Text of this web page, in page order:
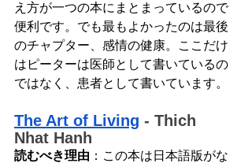
え方が一つの本にまとまっているので
便利です。でも最もよかったのは最後
のチャプター、感情の健康。ここだけ
はピーターは医師として書いているの
ではなく、患者として書いています。
The Art of Living - Thich
Nhat Hanh
読むべき理由 ：この本は日本語版がな